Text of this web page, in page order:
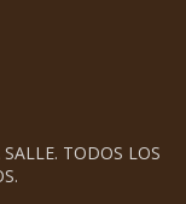
TODOS LOS